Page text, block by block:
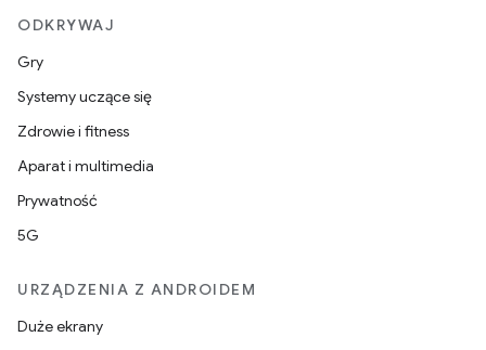
ODKRYWAJ
Gry
Systemy uczące się
Zdrowie i fitness
Aparat i multimedia
Prywatność
5G
URZĄDZENIA Z ANDROIDEM
Duże ekrany